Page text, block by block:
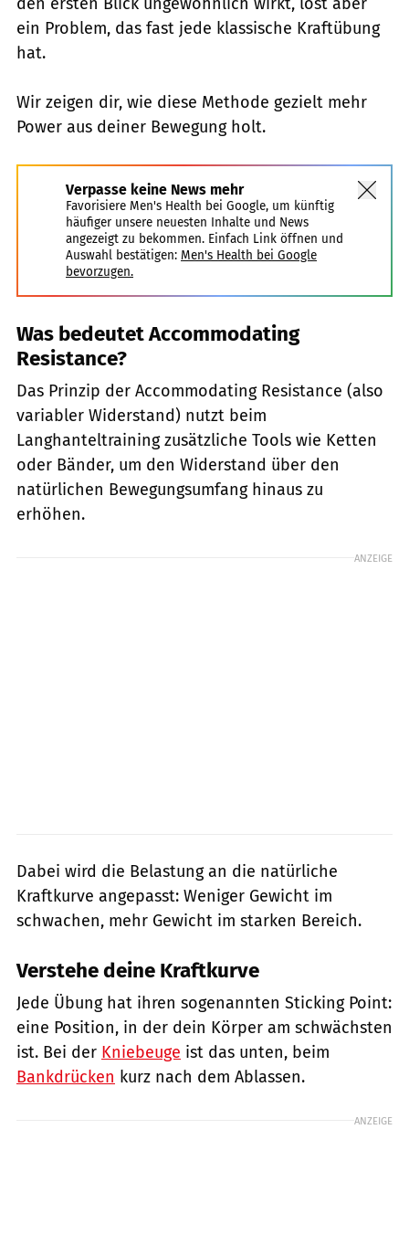
ein Problem, das fast jede klassische Kraftübung
hat.
Wir zeigen dir, wie diese Methode gezielt mehr
Power aus deiner Bewegung holt.
Verpasse keine News mehr
Favorisiere Men's Health bei Google, um künftig
häufiger unsere neuesten Inhalte und News
angezeigt zu bekommen. Einfach Link öffnen und
Auswahl bestätigen: Men's Health bei Google
bevorzugen.
Was bedeutet Accommodating
Resistance?
Das Prinzip der Accommodating Resistance (also
variabler Widerstand) nutzt beim
Langhanteltraining zusätzliche Tools wie Ketten
oder Bänder, um den Widerstand über den
natürlichen Bewegungsumfang hinaus zu
erhöhen.
ANZEIGE
Dabei wird die Belastung an die natürliche
Kraftkurve angepasst: Weniger Gewicht im
schwachen, mehr Gewicht im starken Bereich.
Verstehe deine Kraftkurve
Jede Übung hat ihren sogenannten Sticking Point:
eine Position, in der dein Körper am schwächsten
ist. Bei der Kniebeuge ist das unten, beim
Bankdrücken kurz nach dem Ablassen.
ANZEIGE